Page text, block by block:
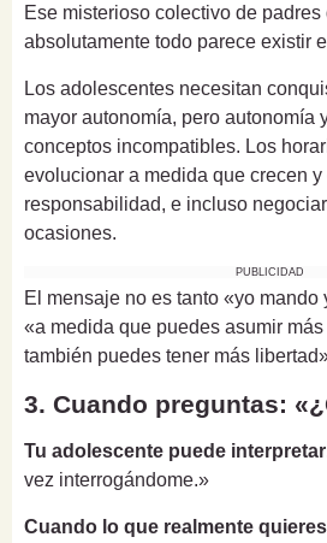
Ese misterioso colectivo de padres
absolutamente todo parece existir
Los adolescentes necesitan
mayor autonomía, pero autonomía
conceptos incompatibles. Los
evolucionar a medida que crecen y
responsabilidad, e incluso
ocasiones.
PUBLICIDAD
El mensaje no es tanto «yo mando
«a medida que puedes asumir
también puedes tener más
3. Cuando preguntas:
Tu adolescente puede
vez interrogándome.»
Cuando lo que realmente